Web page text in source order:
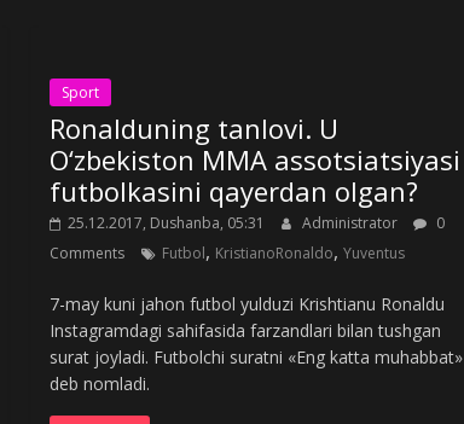
Sport
Ronalduning tanlovi. U
O‘zbekiston MMA assotsiatsiyasi
futbolkasini qayerdan olgan?
25.12.2017, Dushanba, 05:31 Administrator
0
Comments
Futbol, KristianoRonaldo,Yuventus
7-may kuni jahon futbol yulduzi Krishtianu Ronaldu
Instagramdagi sahifasida farzandlari bilan tushgan
surat joyladi. Futbolchi suratni «Eng katta muhabbat»
deb nomladi.